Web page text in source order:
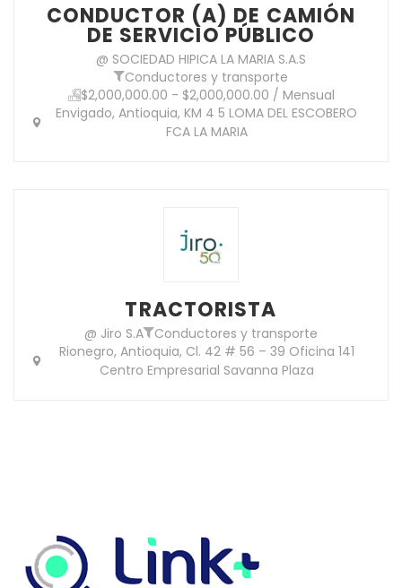
CONDUCTOR (A) DE CAMIÓN
DE SERVICIO PÚBLICO
@ SOCIEDAD HIPICA LA MARIA S.A.S
Conductores y transporte
$2,000,000.00 - $2,000,000.00 / Mensual
Envigado, Antioquia, KM 4 5 LOMA DEL ESCOBERO
FCA LA MARIA
TRACTORISTA
@ Jiro S.A
Conductores y transporte
Rionegro, Antioquia, Cl. 42 # 56 – 39 Oficina 141
Centro Empresarial Savanna Plaza